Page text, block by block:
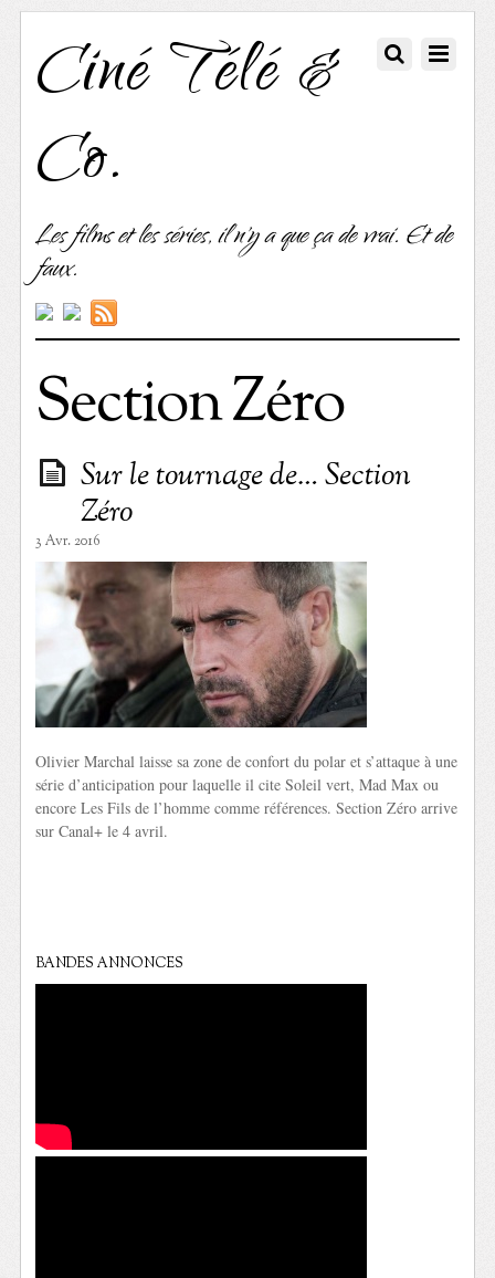
Ciné Télé &
Co.
Les films et les séries, il n'y a que ça de vrai. Et de
faux.
Section Zéro
Sur le tournage de… Section
Zéro
3 Avr. 2016
Olivier Marchal laisse sa zone de confort du polar et s’attaque à une
série d’anticipation pour laquelle il cite Soleil vert, Mad Max ou
encore Les Fils de l’homme comme références. Section Zéro arrive
sur Canal+ le 4 avril.
BANDES ANNONCES